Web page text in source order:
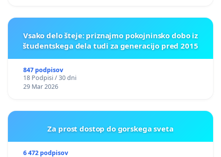
Vsako delo šteje: priznajmo pokojninsko dobo iz
študentskega dela tudi za generacijo pred 2015
847 podpisov
18 Podpisi / 30 dni
29 Mar 2026
Za prost dostop do gorskega sveta
6 472 podpisov